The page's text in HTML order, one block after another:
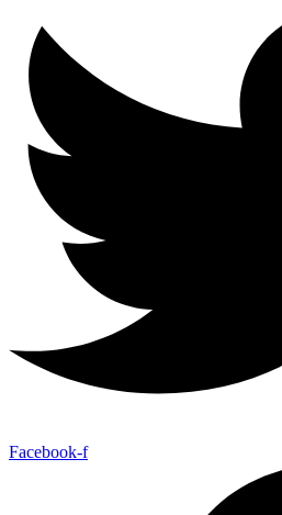
Facebook-f